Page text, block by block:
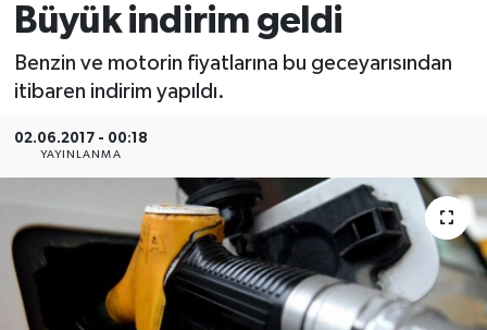
Büyük indirim geldi
Benzin ve motorin fiyatlarına bu geceyarısından
itibaren indirim yapıldı.
02.06.2017 - 00:18
YAYINLANMA
Gündem
Kültür
Magazin
Tüm Manşetler
Son Dakika Haberleri
Haber Arşivi